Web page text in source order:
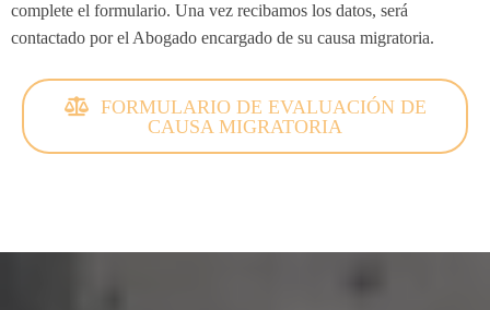
complete el formulario. Una vez recibamos los datos, será
contactado por el Abogado encargado de su causa migratoria.
FORMULARIO DE EVALUACIÓN DE
CAUSA MIGRATORIA